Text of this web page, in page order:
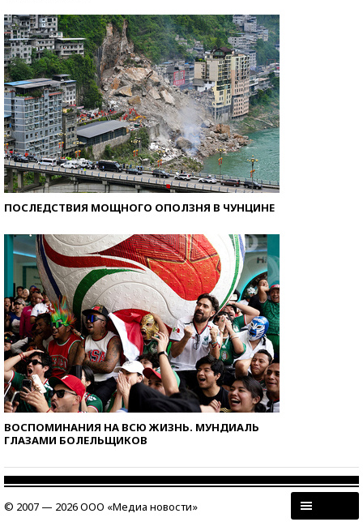
ПОСЛЕДСТВИЯ МОЩНОГО ОПОЛЗНЯ В ЧУНЦИНЕ
ВОСПОМИНАНИЯ НА ВСЮ ЖИЗНЬ. МУНДИАЛЬ
ГЛАЗАМИ БОЛЕЛЬЩИКОВ
© 2007 — 2026 ООО «Медиа новости»